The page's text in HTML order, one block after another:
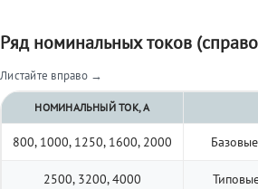
Ряд номинальных токов
Листайте вправо →
НОМИНАЛЬНЫЙ ТОК, А
800, 1000, 1250, 1600, 2000
2500, 3200, 4000